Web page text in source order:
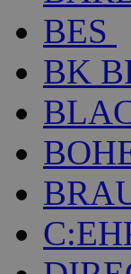
BES
BK